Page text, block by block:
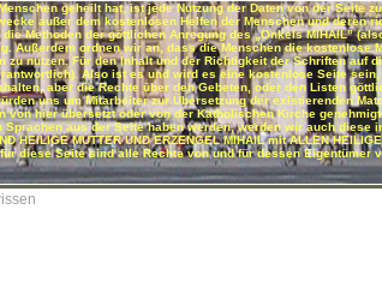
geheilt hat, ist jede Nutzung der Daten von der Seite
außer dem kostenlosen Helfen der Menschen und deren
der göttlichen Anregung des „Onkels MIHAIL”
Außerdem ordnen wir an, dass die Menschen die kostenlose
nutzen. Für den Inhalt und der Richtigkeit der Schriften auf
Also ist es und wird es eine kostenlose Seite sein,
aber die Rechte über den Gebeten, oder den Listen
uns um Mitarbeiter zur Übersetzung der existierenden
hier übersetzt oder von der Katholischen Kirche
aus der Seite haben werden, werden wir auch diese
MUTTER UND ERZENGEL MIHAIL mit ALLEN
diese Seite sind alle Rechte von und für dessen Eigentümer